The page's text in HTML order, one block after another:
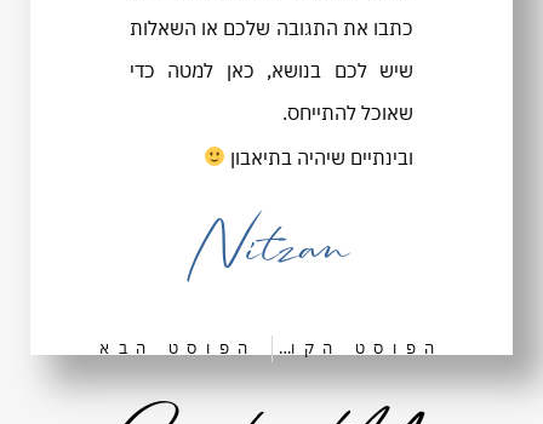
כתבו את התגובה שלכם או השאלות
שיש לכם בנושא, כאן למטה כדי
שאוכל להתייחס.
ובינתיים שיהיה בתיאבון
Nitzan
הפוסט הקודם הפוסט הבא